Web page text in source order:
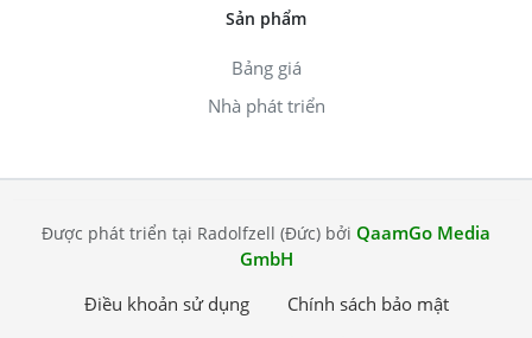
Sản phẩm
Bảng giá
Nhà phát triển
Được phát triển tại Radolfzell (Đức) bởi QaamGo Media
GmbH
Điều khoản sử dụng
Chính sách bảo mật